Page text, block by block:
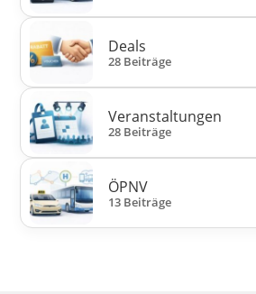
Deals
28 Beiträge
Veranstaltungen
28 Beiträge
ÖPNV
13 Beiträge